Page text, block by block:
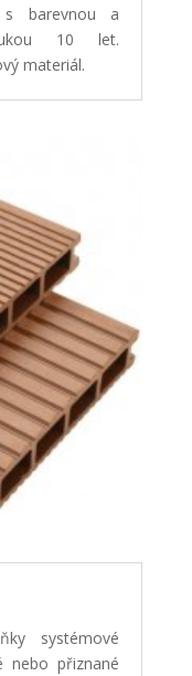
s barevnou a
10 let.
materiál.
systémové
nebo přiznané